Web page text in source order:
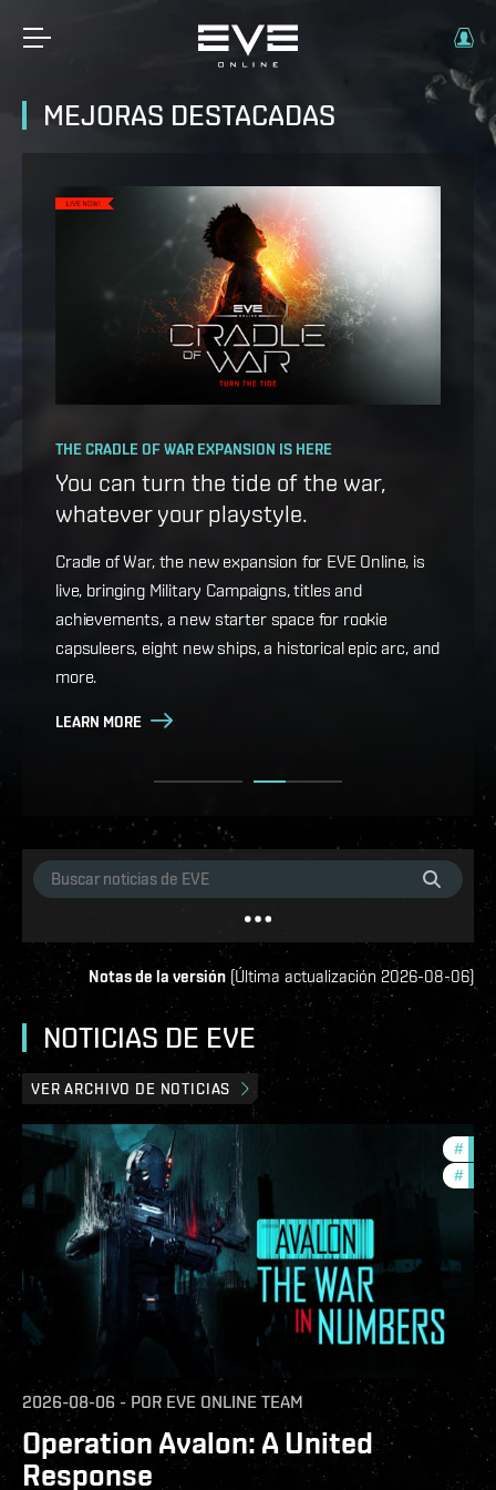
MEJORAS DESTACADAS
OPERATION AVALON: FAQ
Ansiblex Capacitor Update
Game Design Director FC Okami is back with more
details on force projection and the coming changes
to Ansiblex Jump Bridges in the September Major
Update.
LEARN MORE
THE CRADLE OF WAR EXPANSION IS HERE
You can turn the tide of the war,
whatever your playstyle.
Cradle of War, the new expansion for EVE Online, is
live, bringing Military Campaigns, titles and
achievements, a new starter space for rookie
capsuleers, eight new ships, a historical epic arc, and
more.
LEARN MORE
Notas de la versión (Última actualización 2026-08-06)
NOTICIAS DE EVE
VER ARCHIVO DE NOTICIAS
# in-
#
2026-08-06 - POR EVE ONLINE TEAM
Operation Avalon: A United
Response